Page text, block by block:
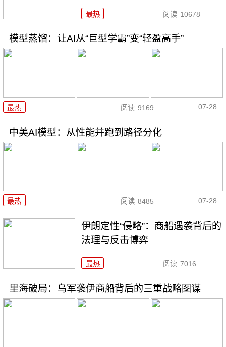
最热 阅读 10678
模型蒸馏：让AI从“巨型学霸”变“轻盈高手”
最热 阅读 9169 07-28
中美AI模型：从性能并跑到路径分化
最热 阅读 8485 07-28
伊朗定性“侵略”：商船遇袭背后的
法理与反击博弈
最热 阅读 7016
里海破局：乌军袭伊商船背后的三重战略图谋